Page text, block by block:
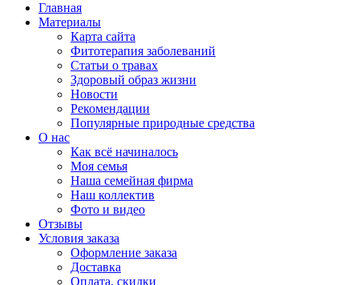
Главная
Материалы
Карта сайта
Фитотерапия заболеваний
Статьи о травах
Здоровый образ жизни
Новости
Рекомендации
Популярные природные средства
О нас
Как всё начиналось
Моя семья
Наша семейная фирма
Наш коллектив
Фото и видео
Отзывы
Условия заказа
Оформление заказа
Доставка
Оплата, скидки